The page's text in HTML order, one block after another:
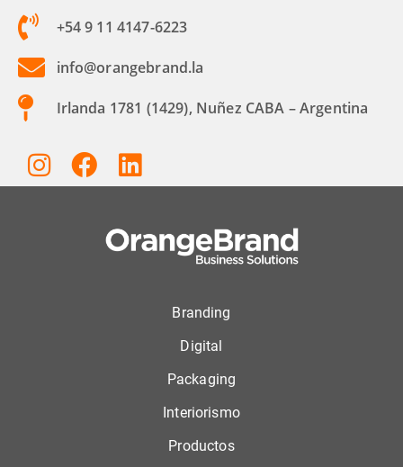
+54 9 11 4147-6223
info@orangebrand.la
Irlanda 1781 (1429), Nuñez CABA – Argentina
Branding
Digital
Packaging
Interiorismo
Productos